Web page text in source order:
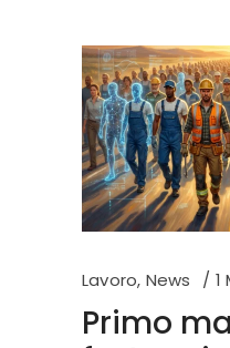
Lavoro, News 1
Primo